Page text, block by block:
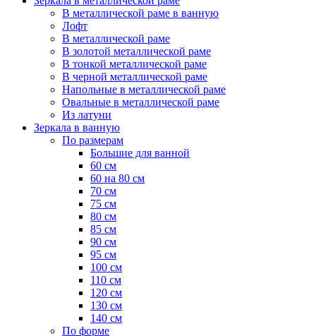
В металлической раме в ванную
Лофт
В металлической раме
В золотой металлической раме
В тонкой металлической раме
В черной металлической раме
Напольные в металлической раме
Овальные в металлической раме
Из латуни
Зеркала в ванную
По размерам
Большие для ванной
60 см
60 на 80 см
70 см
75 см
80 см
85 см
90 см
95 см
100 см
110 см
120 см
130 см
140 см
По форме